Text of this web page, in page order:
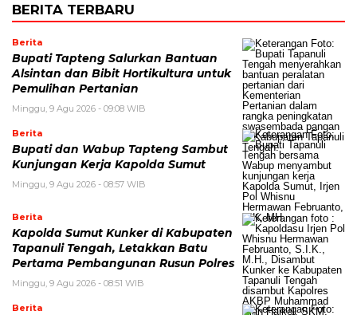
BERITA TERBARU
Berita
Bupati Tapteng Salurkan Bantuan
Alsintan dan Bibit Hortikultura untuk
Pemulihan Pertanian
Minggu, 9 Agu 2026 - 09:08 WIB
Berita
Bupati dan Wabup Tapteng Sambut
Kunjungan Kerja Kapolda Sumut
Minggu, 9 Agu 2026 - 08:57 WIB
Berita
Kapolda Sumut Kunker di Kabupaten
Tapanuli Tengah, Letakkan Batu
Pertama Pembangunan Rusun Polres
Minggu, 9 Agu 2026 - 08:51 WIB
Berita